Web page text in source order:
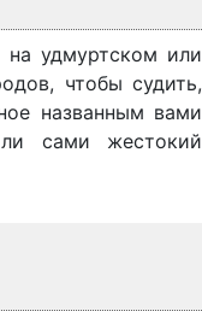
удмуртском или
чтобы судить,
названным вами
сами жестокий